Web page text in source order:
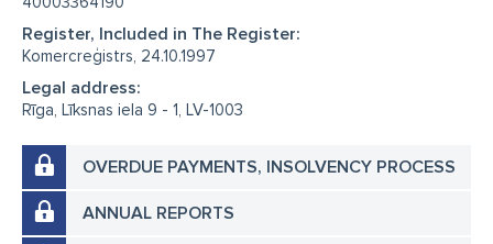
Register, Included in The Register:
Komercreģistrs, 24.10.1997
Legal address:
Rīga, Līksnas iela 9 - 1, LV-1003
OVERDUE PAYMENTS, INSOLVENCY PROCESS
ANNUAL REPORTS